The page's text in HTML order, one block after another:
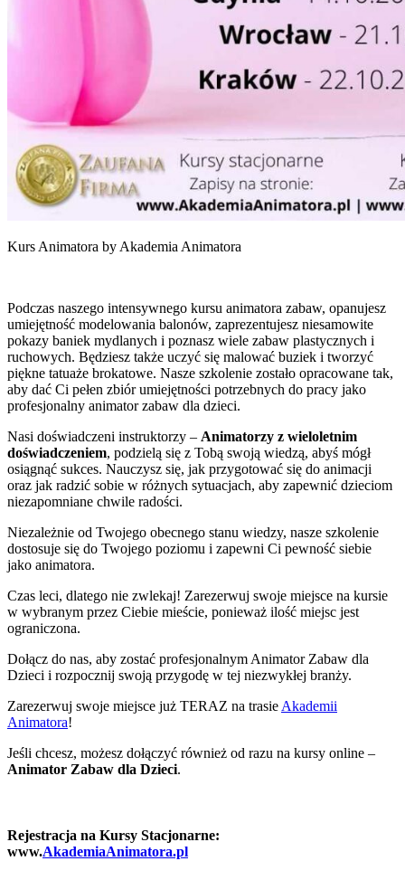
Kurs Animatora by Akademia Animatora
Podczas naszego intensywnego kursu animatora zabaw, opanujesz
umiejętność modelowania balonów, zaprezentujesz niesamowite
pokazy baniek mydlanych i poznasz wiele zabaw plastycznych i
ruchowych. Będziesz także uczyć się malować buziek i tworzyć
piękne tatuaże brokatowe. Nasze szkolenie zostało opracowane tak,
aby dać Ci pełen zbiór umiejętności potrzebnych do pracy jako
profesjonalny animator zabaw dla dzieci.
Nasi doświadczeni instruktorzy – Animatorzy z wieloletnim
doświadczeniem, podzielą się z Tobą swoją wiedzą, abyś mógł
osiągnąć sukces. Nauczysz się, jak przygotować się do animacji
oraz jak radzić sobie w różnych sytuacjach, aby zapewnić dzieciom
niezapomniane chwile radości.
Niezależnie od Twojego obecnego stanu wiedzy, nasze szkolenie
dostosuje się do Twojego poziomu i zapewni Ci pewność siebie
jako animatora.
Czas leci, dlatego nie zwlekaj! Zarezerwuj swoje miejsce na kursie
w wybranym przez Ciebie mieście, ponieważ ilość miejsc jest
ograniczona.
Dołącz do nas, aby zostać profesjonalnym Animator Zabaw dla
Dzieci i rozpocznij swoją przygodę w tej niezwykłej branży.
Zarezerwuj swoje miejsce już TERAZ na trasie Akademii
Animatora!
Jeśli chcesz, możesz dołączyć również od razu na kursy online –
Animator Zabaw dla Dzieci.
Rejestracja na Kursy Stacjonarne:
www.AkademiaAnimatora.pl